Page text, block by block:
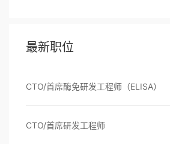
最新职位
CTO/首席酶免研发工程师（ELISA）
CTO/首席研发工程师